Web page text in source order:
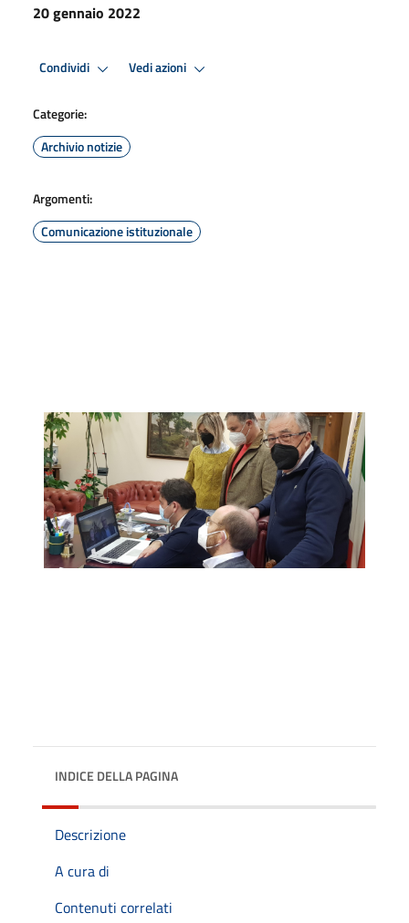
20 gennaio 2022
Condividi Vedi azioni
Categorie:
Archivio notizie
Argomenti:
Comunicazione istituzionale
INDICE DELLA PAGINA
Descrizione
A cura di
Contenuti correlati